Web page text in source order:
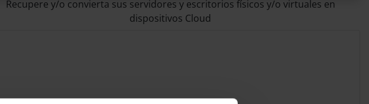
Recupere y/o convierta sus servidores y escritorios físicos y/o virtuales en
dispositivos Cloud